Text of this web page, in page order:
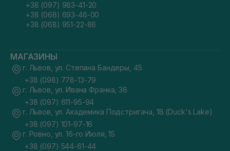
+38 (097) 983-41-20
+38 (068) 693-46-00
+38 (068) 951-22-86
МАГАЗИНЫ
г. Львов, ул. Степана Бандеры, 45
+38 (098) 778-13-79
г. Львов, ул. Ивана Франка, 36
+38 (097) 611-95-94
г. Львов, ул. Академика Подстригача, 1В (Duck's Lake)
+38 (097) 101-97-16
г. Ровно, ул. 16-го Июля, 15
+38 (097) 544-61-44